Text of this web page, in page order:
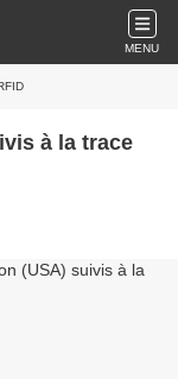
MENU
à la trace